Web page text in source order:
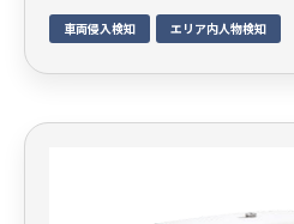
車両侵入検知 エリア内人物検知